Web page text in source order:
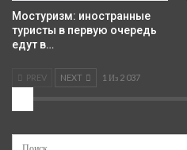
Мостуризм: иностранные
туристы в первую очередь
едут в…
PREV NEXT 1 Из 2 037